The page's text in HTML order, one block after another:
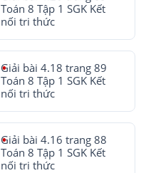
Toán 8 Tập 1 SGK Kết
nối tri thức
Giải bài 4.18 trang 89
Toán 8 Tập 1 SGK Kết
nối tri thức
Giải bài 4.16 trang 88
Toán 8 Tập 1 SGK Kết
nối tri thức